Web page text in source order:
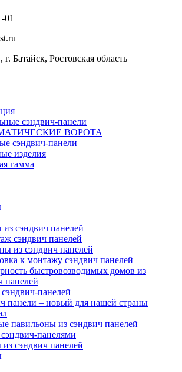
01
Батайск, Ростовская область
сэндвич-панели
ВОРОТА
сэндвич-панели
изделия
гамма
сэндвич панелей
сэндвич панелей
из сэндвич панелей
к монтажу сэндвич панелей
быстровозводимых домов из
панелей
панелей
панели – новый для нашей страны
павильоны из сэндвич панелей
сэндвич-панелями
сэндвич панелей